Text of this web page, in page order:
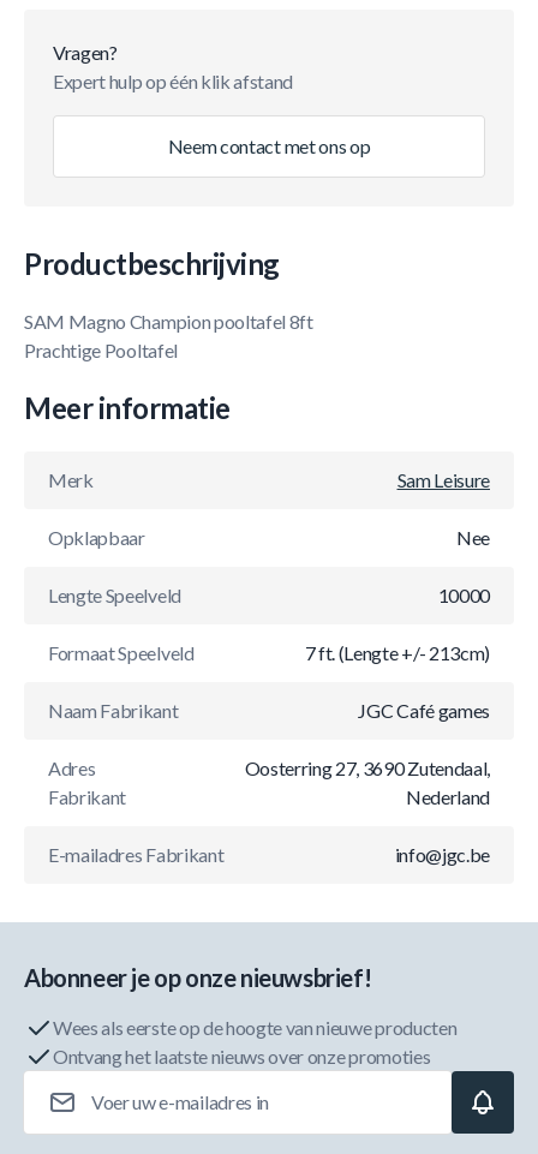
Vragen?
Expert hulp op één klik afstand
Neem contact met ons op
Productbeschrijving
SAM Magno Champion pooltafel 8ft
Prachtige Pooltafel
Meer informatie
Merk Sam Leisure
Opklapbaar Nee
Lengte Speelveld 10000
Formaat Speelveld 7 ft. (Lengte +/- 213cm)
Naam Fabrikant JGC Café games
Adres
Fabrikant
Oosterring 27, 3690 Zutendaal,
Nederland
E-mailadres Fabrikant info@jgc.be
Abonneer je op onze nieuwsbrief!
Wees als eerste op de hoogte van nieuwe producten
Ontvang het laatste nieuws over onze promoties